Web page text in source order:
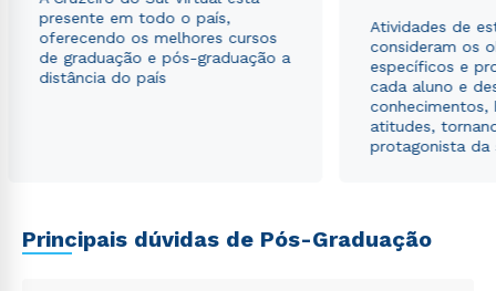
presente em todo o país,
oferecendo os melhores cursos
de graduação e pós-graduação a
distância do país
Atividades de
consideram os
específicos e
cada aluno e
conhecimentos,
atitudes,
protagonista da
Principais dúvidas de Pós-Graduação